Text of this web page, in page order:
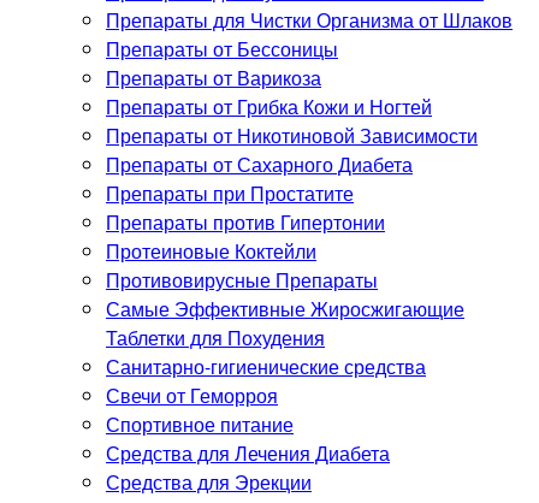
Препараты для Чистки Организма от Шлаков
Препараты от Бессоницы
Препараты от Варикоза
Препараты от Грибка Кожи и Ногтей
Препараты от Никотиновой Зависимости
Препараты от Сахарного Диабета
Препараты при Простатите
Препараты против Гипертонии
Протеиновые Коктейли
Противовирусные Препараты
Самые Эффективные Жиросжигающие
Таблетки для Похудения
Санитарно-гигиенические средства
Свечи от Геморроя
Спортивное питание
Средства для Лечения Диабета
Средства для Эрекции